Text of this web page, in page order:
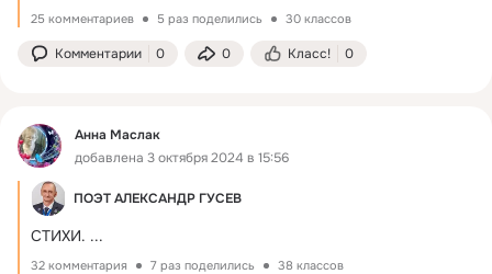
25 комментариев 5 раз поделились 30 классов
Комментарии 0 0 Класс! 0
Анна Маслак
добавлена 3 октября 2024 в 15:56
ПОЭТ АЛЕКСАНДР ГУСЕВ
СТИХИ. ...
32 комментария 7 раз поделились 38 классов